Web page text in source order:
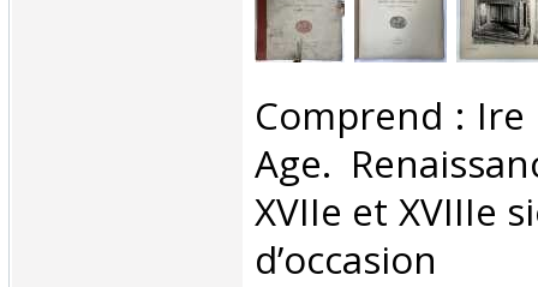
‎Comprend :
Age.
XVIIe et XVIIIe
d’occasion ‎